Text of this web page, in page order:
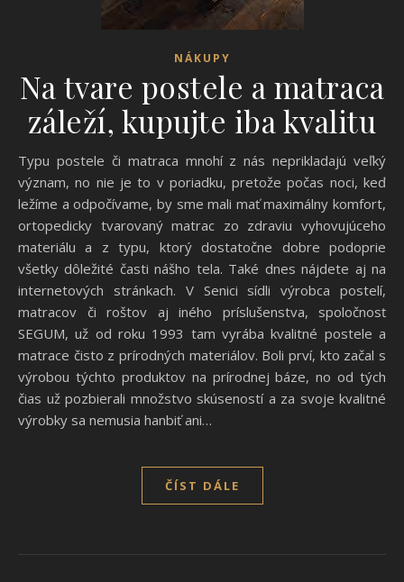
NÁKUPY
Na tvare postele a matraca
záleží, kupujte iba kvalitu
Typu postele či matraca mnohí z nás neprikladajú veľký
význam, no nie je to v poriadku, pretože počas noci, keď
ležíme a odpočívame, by sme mali mať maximálny komfort,
ortopedicky tvarovaný matrac zo zdraviu vyhovujúceho
materiálu a z typu, ktorý dostatočne dobre podoprie
všetky dôležité časti nášho tela. Také dnes nájdete aj na
internetových stránkach. V Senici sídli výrobca postelí,
matracov či roštov aj iného príslušenstva, spoločnosť
SEGUM, už od roku 1993 tam vyrába kvalitné postele a
matrace čisto z prírodných materiálov. Boli prví, kto začal s
výrobou týchto produktov na prírodnej báze, no od tých
čias už pozbierali množstvo skúseností a za svoje kvalitné
výrobky sa nemusia hanbiť ani…
ČÍST DÁLE